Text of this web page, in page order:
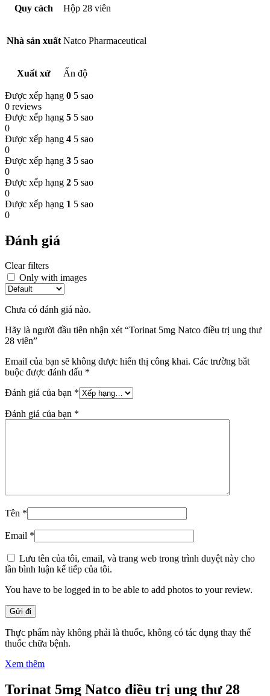
Quy cách Hộp 28 viên
Nhà sản xuất Natco Pharmaceutical
Xuất xứ Ấn độ
Được xếp hạng 0 5 sao
0 reviews
Được xếp hạng 5 5 sao
0
Được xếp hạng 4 5 sao
0
Được xếp hạng 3 5 sao
0
Được xếp hạng 2 5 sao
0
Được xếp hạng 1 5 sao
0
Đánh giá
Clear filters
Only with images
Chưa có đánh giá nào.
Hãy là người đầu tiên nhận xét “Torinat 5mg Natco điều trị ung thư
28 viên”
Email của bạn sẽ không được hiển thị công khai. Các trường bắt
buộc được đánh dấu *
Đánh giá của bạn *
Đánh giá của bạn *
Tên *
Email *
Lưu tên của tôi, email, và trang web trong trình duyệt này cho
lần bình luận kế tiếp của tôi.
You have to be logged in to be able to add photos to your review.
Thực phẩm này không phải là thuốc, không có tác dụng thay thế
thuốc chữa bệnh.
Xem thêm
Torinat 5mg Natco điều trị ung thư 28